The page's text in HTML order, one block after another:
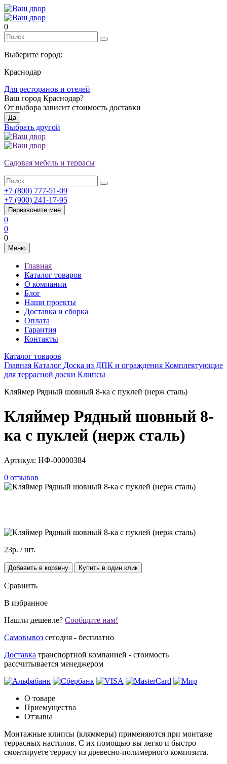
0
Выберите город:
Краснодар
Для ресторанов и отелей
Ваш город Краснодар?
От выбора зависит стоимость доставки
Да
Выбрать другой
Садовая мебель и террасы
+7 (800) 777-51-09
+7 (900) 241-17-95
Перезвоните мне
0
0
0
Меню
Главная
Каталог товаров
О компании
Блог
Наши проекты
Доставка и сборка
Оплата
Гарантия
Контакты
Каталог товаров
Главная Каталог Доска из ДПК и ограждения Комплектующие
для террасной доски Клипсы
Кляймер Рядный шовный 8-ка с пуклей (нерж сталь)
Кляймер Рядный шовный 8-
ка с пуклей (нерж сталь)
Артикул: НФ-00000384
0 отзывов
23р. / шт.
Добавить в корзину Купить в один клик
Сравнить
В избранное
Нашли дешевле? Сообщите нам!
Самовывоз сегодня - бесплатно
Доставка транспортной компанией - стоимость
рассчитывается менеджером
О товаре
Приемущества
Отзывы
Монтажные клипсы (кляммеры) применяются при монтаже
террасных настилов. С их помощью вы легко и быстро
смонтируете террасу из древесно-полимерного композита.